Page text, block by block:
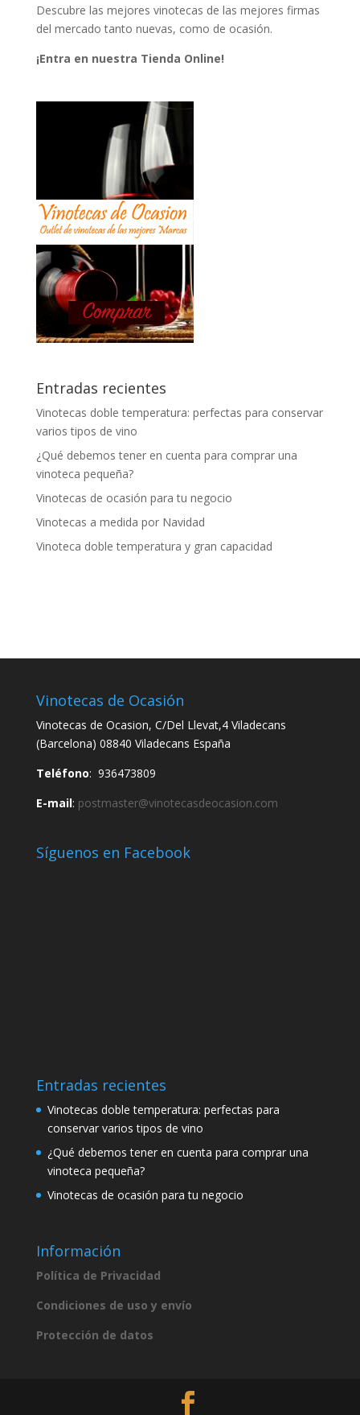
Descubre las mejores vinotecas de las mejores firmas
del mercado tanto nuevas, como de ocasión.
¡Entra en nuestra Tienda Online!
Entradas recientes
Vinotecas doble temperatura: perfectas para conservar
varios tipos de vino
¿Qué debemos tener en cuenta para comprar una
vinoteca pequeña?
Vinotecas de ocasión para tu negocio
Vinotecas a medida por Navidad
Vinoteca doble temperatura y gran capacidad
Vinotecas de Ocasión
Vinotecas de Ocasion, C/Del Llevat,4 Viladecans
(Barcelona) 08840 Viladecans España
Teléfono: 936473809
E-mail: postmaster@vinotecasdeocasion.com
Síguenos en Facebook
Entradas recientes
Vinotecas doble temperatura: perfectas para
conservar varios tipos de vino
¿Qué debemos tener en cuenta para comprar una
vinoteca pequeña?
Vinotecas de ocasión para tu negocio
Información
Política de Privacidad
Condiciones de uso y envío
Protección de datos